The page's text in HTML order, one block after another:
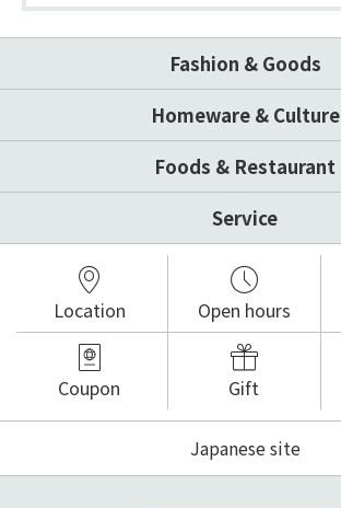
Fashion & Goods
Homeware & Culture
Foods & Restaurant
Service
Location Open hours
Coupon Gift
Japanese site